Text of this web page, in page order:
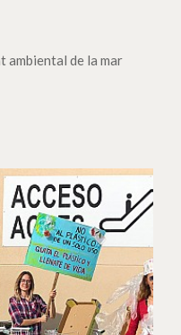
ambiental de la mar